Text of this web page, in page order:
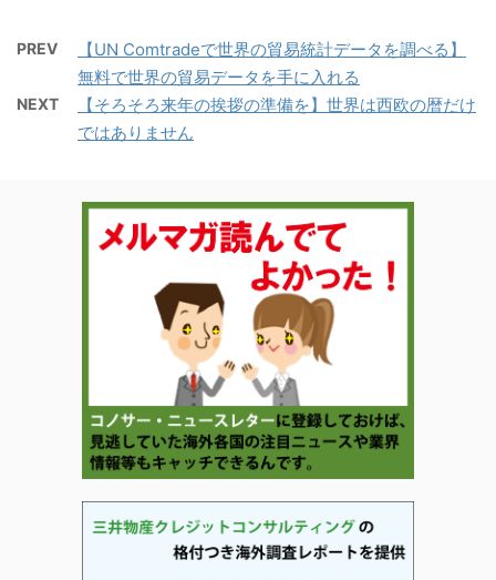
PREV
【UN Comtradeで世界の貿易統計データを調べる】
無料で世界の貿易データを手に入れる
NEXT
【そろそろ来年の挨拶の準備を】世界は西欧の暦だけ
ではありません